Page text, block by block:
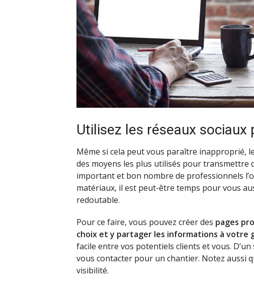
Utilisez les réseaux
Même si cela peut vous paraître inapproprié,
des moyens les plus utilisés pour transmettre
important et bon nombre de professionnels
matériaux, il est peut-être temps pour vous
redoutable.
Pour ce faire, vous pouvez créer des pages
choix et y partager les informations à votre
facile entre vos potentiels clients et vous.
vous contacter pour un chantier. Notez aussi
visibilité.